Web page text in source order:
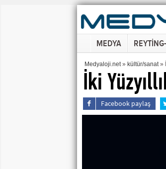
MEDYA
İki
Medyaloji.net» kültür/sanat»
Facebook paylaş